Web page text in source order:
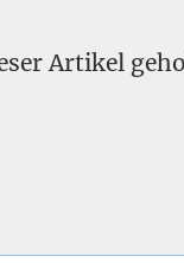
Artikel